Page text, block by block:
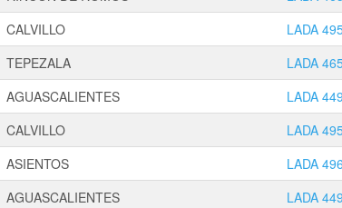
CALVILLO
LADA
TEPEZALA
LADA
AGUASCALIENTES
LADA 449
CALVILLO
LADA
ASIENTOS
LADA 496
AGUASCALIENTES
LADA 449